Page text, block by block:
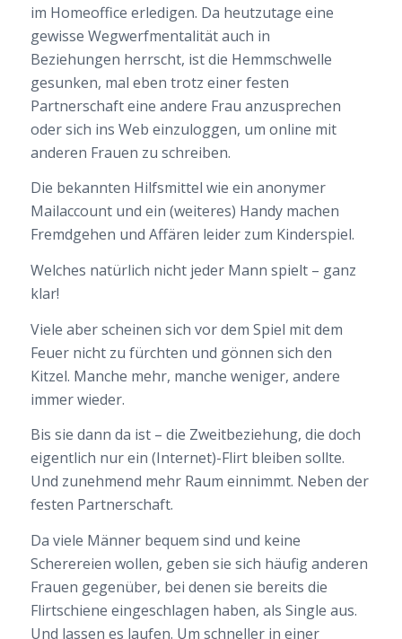
im Homeoffice erledigen. Da heutzutage eine
gewisse Wegwerfmentalität auch in
Beziehungen herrscht, ist die Hemmschwelle
gesunken, mal eben trotz einer festen
Partnerschaft eine andere Frau anzusprechen
oder sich ins Web einzuloggen, um online mit
anderen Frauen zu schreiben.
Die bekannten Hilfsmittel wie ein anonymer
Mailaccount und ein (weiteres) Handy machen
Fremdgehen und Affären leider zum Kinderspiel.
Welches natürlich nicht jeder Mann spielt – ganz
klar!
Viele aber scheinen sich vor dem Spiel mit dem
Feuer nicht zu fürchten und gönnen sich den
Kitzel. Manche mehr, manche weniger, andere
immer wieder.
Bis sie dann da ist – die Zweitbeziehung, die doch
eigentlich nur ein (Internet)-Flirt bleiben sollte.
Und zunehmend mehr Raum einnimmt. Neben der
festen Partnerschaft.
Da viele Männer bequem sind und keine
Scherereien wollen, geben sie sich häufig anderen
Frauen gegenüber, bei denen sie bereits die
Flirtschiene eingeschlagen haben, als Single aus.
Und lassen es laufen. Um schneller in einer